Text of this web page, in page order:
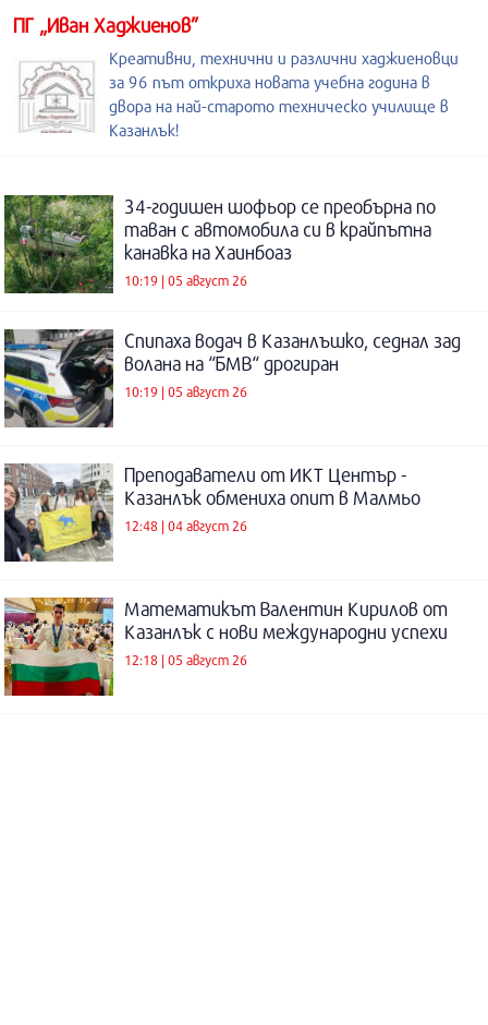
ПГ „Иван Хаджиенов”
Креативни, технични и различни хаджиеновци
за 96 път откриха новата учебна година в
двора на най-старото техническо училище в
Казанлък!
34-годишен шофьор се преобърна по
таван с автомобила си в крайпътна
канавка на Хаинбоаз
10:19 | 05 август 26
Спипаха водач в Казанлъшко, седнал зад
волана на “БМВ“ дрогиран
10:19 | 05 август 26
Преподаватели от ИКТ Център -
Казанлък обмениха опит в Малмьо
12:48 | 04 август 26
Математикът Валентин Кирилов от
Казанлък с нови международни успехи
12:18 | 05 август 26